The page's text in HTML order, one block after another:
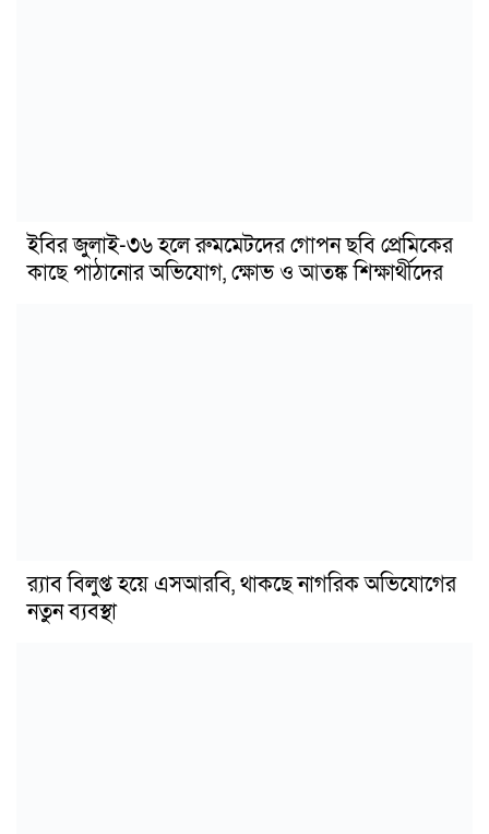
ইবির জুলাই-৩৬ হলে রুমমেটদের গোপন ছবি প্রেমিকের
কাছে পাঠানোর অভিযোগ, ক্ষোভ ও আতঙ্ক শিক্ষার্থীদের
র‍্যাব বিলুপ্ত হয়ে এসআরবি, থাকছে নাগরিক অভিযোগের
নতুন ব্যবস্থা